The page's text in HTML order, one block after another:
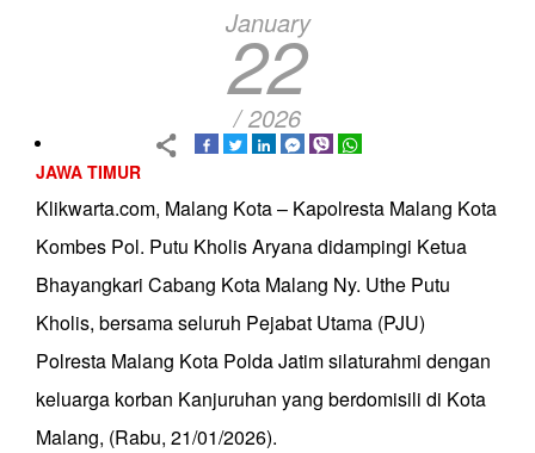
January
22
/ 2026
JAWA TIMUR
Klikwarta.com, Malang Kota – Kapolresta Malang Kota
Kombes Pol. Putu Kholis Aryana didampingi Ketua
Bhayangkari Cabang Kota Malang Ny. Uthe Putu
Kholis, bersama seluruh Pejabat Utama (PJU)
Polresta Malang Kota Polda Jatim silaturahmi dengan
keluarga korban Kanjuruhan yang berdomisili di Kota
Malang, (Rabu, 21/01/2026).